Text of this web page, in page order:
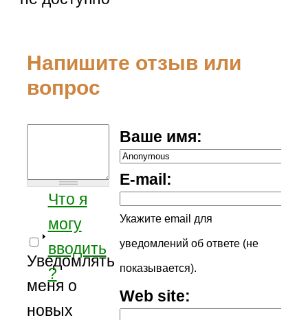
Напишите отзыв или
вопрос
Ваше имя:
E-mail:
Укажите email для
уведомлений об ответе (не
показывается).
Web site:
Что я
могу
вводить
?
Уведомлять
меня о
новых